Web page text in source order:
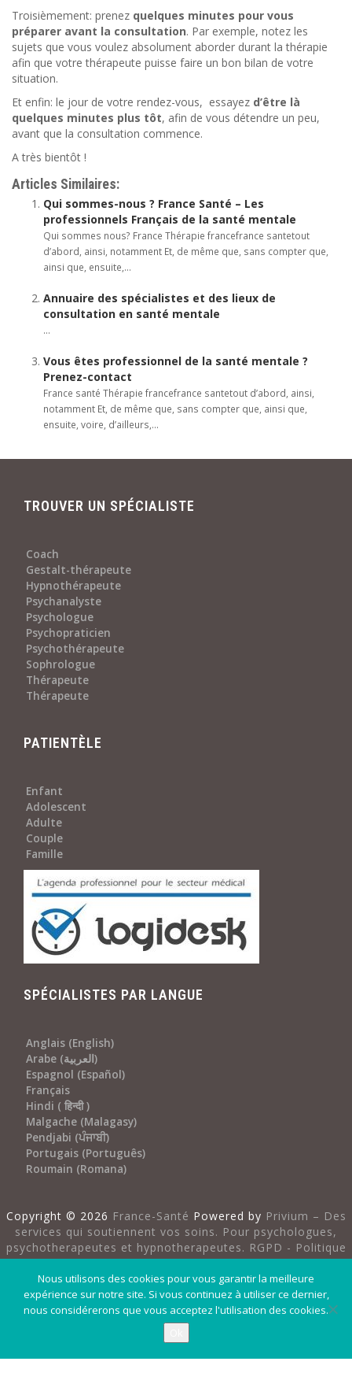
Troisièmement: prenez quelques minutes pour vous
préparer avant la consultation. Par exemple, notez les
sujets que vous voulez absolument aborder durant la thérapie
afin que votre thérapeute puisse faire un bon bilan de votre
situation.
Et enfin: le jour de votre rendez-vous, essayez d’être là
quelques minutes plus tôt, afin de vous détendre un peu,
avant que la consultation commence.
A très bientôt !
Articles Similaires:
Qui sommes-nous ? France Santé – Les
professionnels Français de la santé mentale
Qui sommes nous? France Thérapie francefrance santetout
d’abord, ainsi, notamment Et, de même que, sans compter que,
ainsi que, ensuite,...
Annuaire des spécialistes et des lieux de
consultation en santé mentale
...
Vous êtes professionnel de la santé mentale ?
Prenez-contact
France santé Thérapie francefrance santetout d’abord, ainsi,
notamment Et, de même que, sans compter que, ainsi que,
ensuite, voire, d’ailleurs,...
TROUVER UN SPÉCIALISTE
Coach
Gestalt-thérapeute
Hypnothérapeute
Psychanalyste
Psychologue
Psychopraticien
Psychothérapeute
Sophrologue
Thérapeute
Thérapeute
PATIENTÈLE
Enfant
Adolescent
Adulte
Couple
Famille
SPÉCIALISTES PAR LANGUE
Anglais (English)
Arabe (العربية)
Espagnol (Español)
Français
Hindi ( हिन्दी )
Malgache (Malagasy)
Pendjabi (ਪੰਜਾਬੀ)
Portugais (Português)
Roumain (Romana)
Copyright © 2026 France-Santé Powered by Privium – Des
services qui soutiennent vos soins. Pour psychologues,
psychotherapeutes et hypnotherapeutes. RGPD - Politique
de Protection de la Vie Privée
Nous utilisons des cookies pour vous garantir la meilleure
expérience sur notre site. Si vous continuez à utiliser ce dernier,
nous considérerons que vous acceptez l'utilisation des cookies.